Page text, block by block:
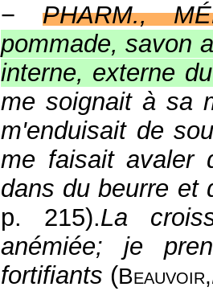
− PHARM.,
pommade, savon
interne, externe
me soignait à sa
m'enduisait de
me faisait avaler
dans du beurre et
p. 215).La
anémiée; je
fortifiants (Beauvoir,